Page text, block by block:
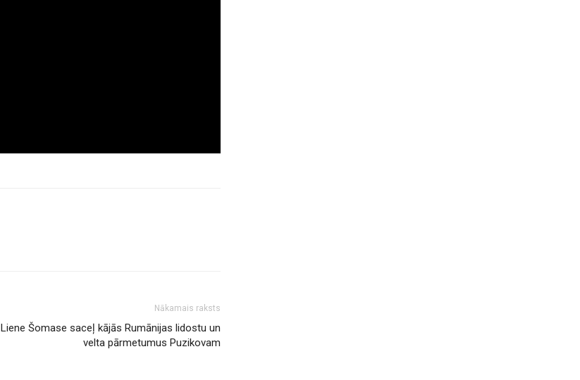
Nākamais raksts
Liene Šomase saceļ kājās Rumānijas lidostu un
velta pārmetumus Puzikovam